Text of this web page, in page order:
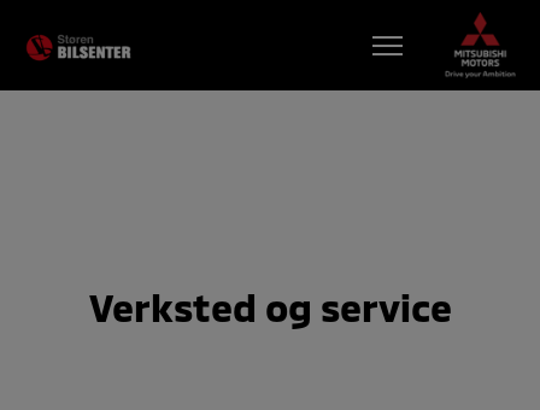
BRUKTBILERVerksted og service